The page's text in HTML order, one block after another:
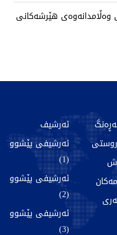
هێرشەکانی
ئەرشیف
ئەرشیفی پێشوو
(1)
ئەرشیفی پێشوو
(2)
ئەرشیفی پێشوو
(3)